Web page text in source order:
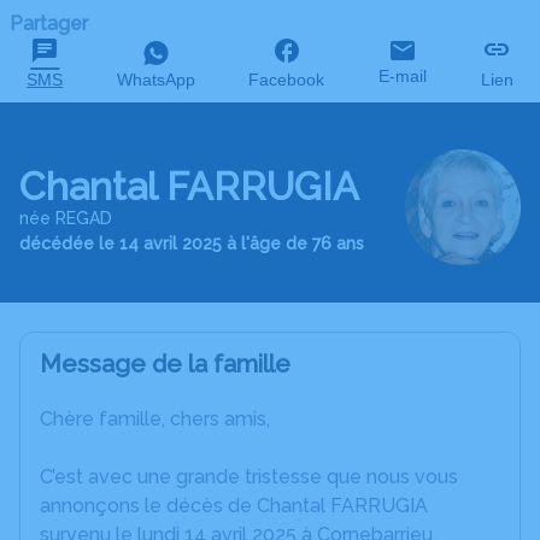
Partager
SMS WhatsApp Facebook E-mail Lien
Chantal FARRUGIA
née REGAD
décédée le 14 avril 2025 à l'âge de 76 ans
Message de la famille
Chère famille, chers amis,
C’est avec une grande tristesse que nous vous
annonçons le décès de Chantal FARRUGIA
survenu le lundi 14 avril 2025 à Cornebarrieu.